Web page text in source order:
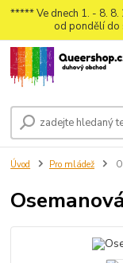
***** Ve dnech 1. - 8. 8.
od pondělí do
Úvod Pro mládež